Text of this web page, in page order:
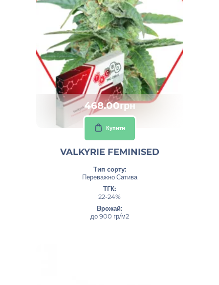
468.00грн
Купити
VALKYRIE FEMINISED
Тип сорту:
Переважно Сатива
ТГК:
22-24%
Врожай:
до 900 гр/м2